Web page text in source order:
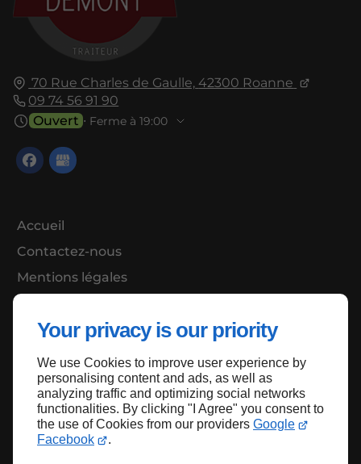
Your privacy is our priority
We use Cookies to improve user experience by
personalising content and ads, as well as
analyzing traffic and optimizing social networks
functionalities. By clicking "I Agree" you consent to
the use of Cookies from our providers Google
Facebook
.
70 Rue Charles de Gaulle, 42300 Roanne
09 74 56 91 90
Ouvert ⋅ Ferme à 19:00
Accueil
Contactez-nous
Mentions légales
Haut de page